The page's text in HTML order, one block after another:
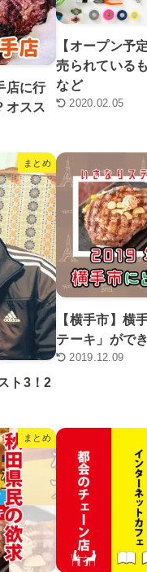
店に行
オスス
【オープン予
売られている
など
2020.02.05
まとめ
ト3！2
【横手市】横
テーキ」がで
2019.12.09
まとめ